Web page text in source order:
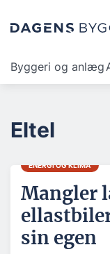
Byggeri og anlæg
Eltel
ENERGI OG KLIMA
Mangler
sin egen